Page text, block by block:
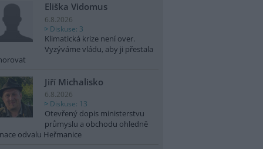
Eliška Vidomus
6.8.2026
Diskuse: 3
Klimatická krize není over.
Vyzýváme vládu, aby ji přestala
Jiří Michalisko
6.8.2026
Diskuse: 13
Otevřený dopis ministerstvu
průmyslu a obchodu ohledně
odvalu Heřmanice